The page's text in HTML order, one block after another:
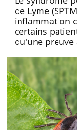
de Lyme
inflammation
certains
qu'une preuve